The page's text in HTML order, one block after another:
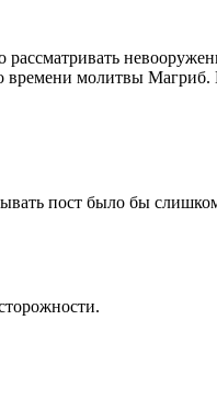
молитвы
пост было бы